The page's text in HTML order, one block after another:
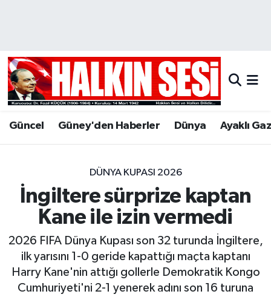
Güncel Güney'den Haberler Dünya Ayaklı
DÜNYA KUPASI 2026
İngiltere sürprize kaptan
Kane ile izin vermedi
2026 FIFA Dünya Kupası son 32 turunda İngiltere,
ilk yarısını 1-0 geride kapattığı maçta kaptanı
Harry Kane'nin attığı gollerle Demokratik Kongo
Cumhuriyeti'ni 2-1 yenerek adını son 16 turuna
Hava Durumu
Trafik Durumu
Tüm Manşetler
Son Dakika Haberleri